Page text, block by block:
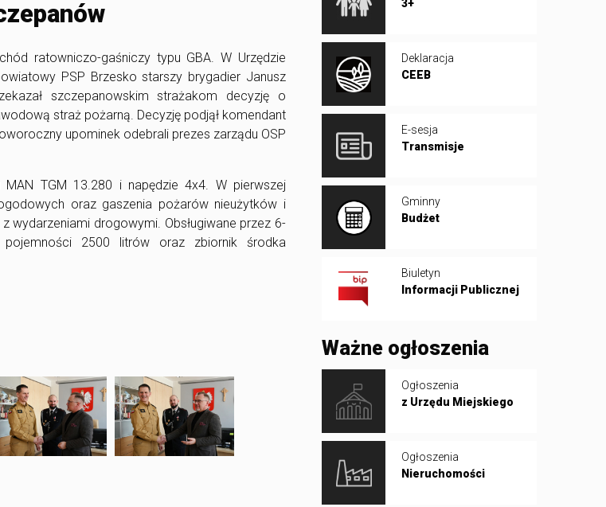
ratowniczo-gaśniczy typu GBA. W Urzędzie
PSP Brzesko starszy brygadier Janusz
szczepanowskim strażakom decyzję o
straż pożarną. Decyzję podjął komendant
upominek odebrali prezes zarządu OSP
TGM 13.280 i napędzie 4x4. W pierwszej
oraz gaszenia pożarów nieużytków i
wydarzeniami drogowymi. Obsługiwane przez 6-
2500 litrów oraz zbiornik środka
3+
Deklaracja
CEEB
E-sesja
Transmisje
Gminny
Budżet
Biuletyn
Informacji Publicznej
Ważne ogłoszenia
Ogłoszenia
z Urzędu Miejskiego
Ogłoszenia
Nieruchomości